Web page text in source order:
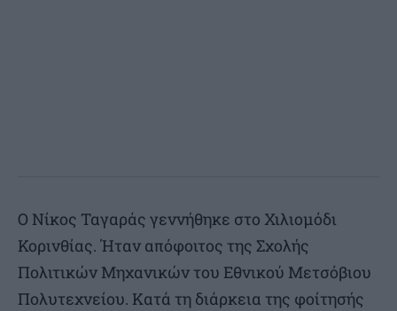
Ο Νίκος Ταγαράς γεννήθηκε στο Χιλιομόδι
Κορινθίας. Ήταν απόφοιτος της Σχολής
Πολιτικών Μηχανικών του Εθνικού Μετσόβιου
Πολυτεχνείου. Κατά τη διάρκεια της φοίτησής